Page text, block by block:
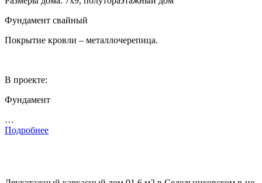
Фундамент свайный
Покрытие кровли – металлочерепица.
В проекте:
Фундамент
…
Подробнее